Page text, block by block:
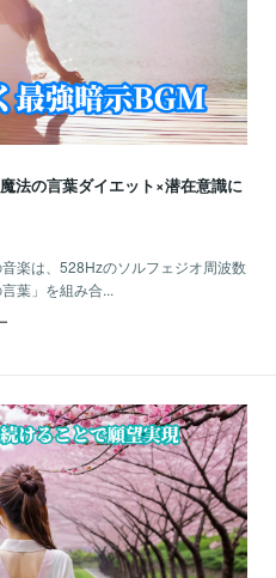
法の言葉ダイエット×潜在意識に
楽は、528Hzのソルフェジオ周波数
葉」を組み合...